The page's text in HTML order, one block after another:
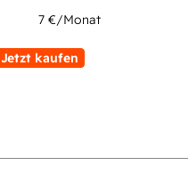
7 €/Monat
Jetzt kaufen